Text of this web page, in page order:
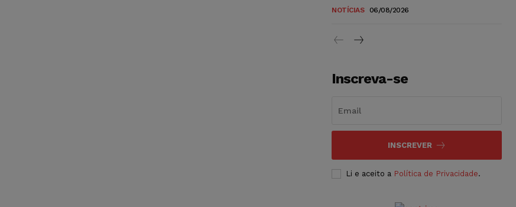
NOTÍCIAS 06/08/2026
Inscreva-se
INSCREVER
Li e aceito a Política de Privacidade.